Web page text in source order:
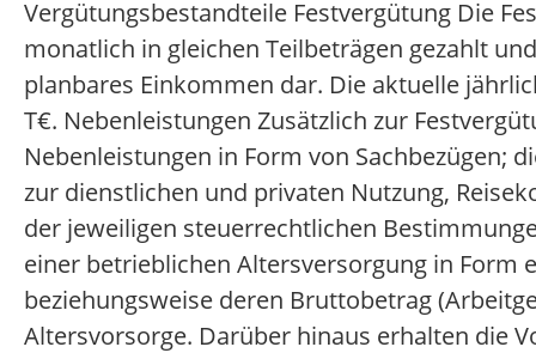
Vergütungsbestandteile Festvergütung Die
monatlich in gleichen Teilbeträgen gezahlt
planbares Einkommen dar. Die aktuelle
T€. Nebenleistungen Zusätzlich zur
Nebenleistungen in Form von Sachbezügen;
zur dienstlichen und privaten Nutzung,
der jeweiligen steuerrechtlichen
einer betrieblichen Altersversorgung in Form
beziehungsweise deren Bruttobetrag
Altersvorsorge. Darüber hinaus erhalten die